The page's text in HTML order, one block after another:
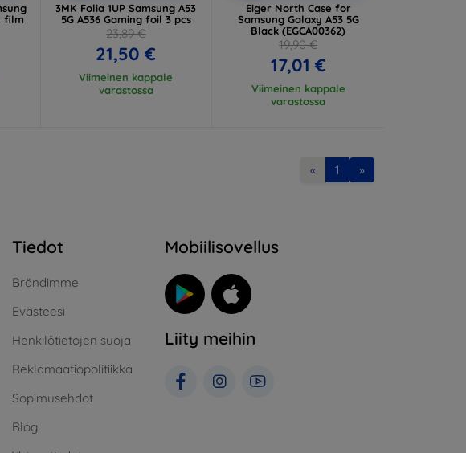
film
3MK Folia 1UP Samsung A53
5G A536 Gaming foil 3 pcs
23,89 €
21,50 €
Viimeinen kappale
varastossa
Eiger North Case for
Samsung Galaxy A53 5G
Black (EGCA00362)
19,90 €
17,01 €
Viimeinen kappale
varastossa
« 1 »
Tiedot
Brändimme
Evästeesi
Henkilötietojen suoja
Reklamaatiopolitiikka
Sopimusehdot
Blog
Mobiilisovellus
Liity meihin